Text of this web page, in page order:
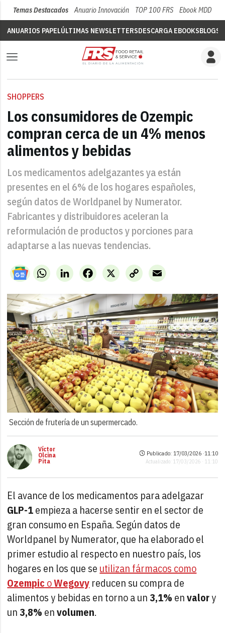
Temas Destacados Anuario Innovación TOP 100 FRS Ebook MDD
ANUARIOS PAPELÚLTIMAS NEWSLETTERSDESCARGA EBOOKSBLOGS
SHOPPERS
Los consumidores de Ozempic
compran cerca de un 4% menos
alimentos y bebidas
Los medicamentos adelgazantes ya están
presentes en el 6% de los hogares españoles,
según datos de Worldpanel by Numerator.
Fabricantes y distribuidores aceleran la
reformulación de productos y porciones para
adaptarse a las nuevas tendencias.
WhatsAppLinkedIn X
Facebook
Copy
Link
Email
Sección de frutería de un supermercado.
Víctor
Olcina
Pita
Publicado: 17/03/2026 ·11:10
Actualizado: 17/03/2026 · 11:10
El avance de los medicamentos para adelgazar
GLP-1empieza a hacerse sentir en el sector de
gran consumo en España. Según datos de
Worldpanel by Numerator, que ha elaborado el
primer estudio al respecto en nuestro país, los
hogares en los que se utilizan fármacos como
OzempicoWegovy reducen su compra de
alimentos y bebidas en torno a un3,1% envalory
un3,8% envolumen.